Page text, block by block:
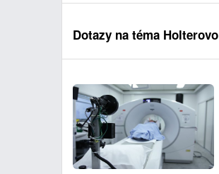
Dotazy na téma